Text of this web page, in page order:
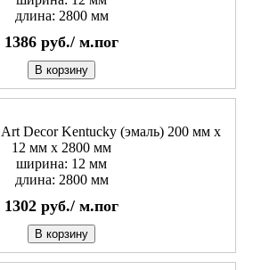
длина: 2800 мм
1386 руб./ м.пог
В корзину
Decor Kentucky (эмаль) 200 мм х
12 мм х 2800 мм
ширина: 12 мм
длина: 2800 мм
1302 руб./ м.пог
В корзину